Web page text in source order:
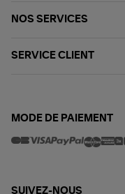
NOS SERVICES
SERVICE CLIENT
MODE DE PAIEMENT
SUIVEZ-NOUS